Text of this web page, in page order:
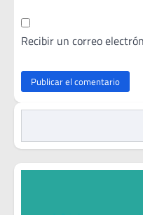
Recibir un correo